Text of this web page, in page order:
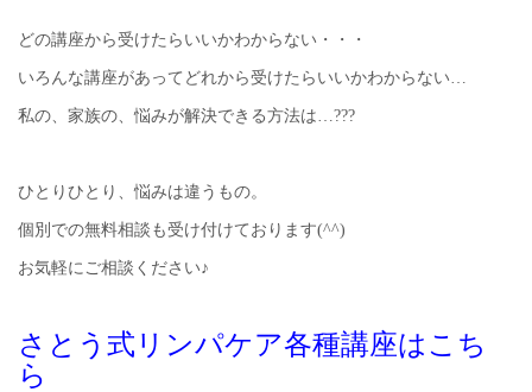
どの講座から受けたらいいかわからない・・・
いろんな講座があってどれから受けたらいいかわからない…
私の、家族の、悩みが解決できる方法は…???
ひとりひとり、悩みは違うもの。
個別での無料相談も受け付けております(^^)
お気軽にご相談ください♪
さとう式リンパケア各種講座はこち
ら